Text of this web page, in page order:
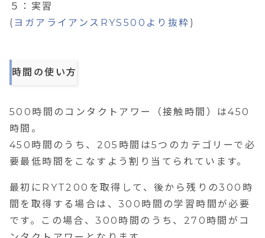
５：実習
( ヨガアライアンスRYS500より抜粋 )
時間の使い方
500時間のコンタクトアワー（接触時間）は450
時間。
450時間のうち、205時間は5つのカテゴリーで必
要最低時間をこなすよう割り当てられています。
最初にRYT200を取得して、後から残りの300時
間を取得する場合は、300時間の学習時間が必要
です。この場合、300時間のうち、270時間がコ